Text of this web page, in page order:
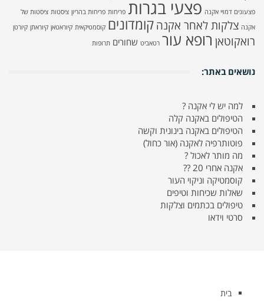
פצעונים דמויי אקנה פצעי בגרות פריחות פריחות בהריון ציסטות ציסטות של
אקנה צלקות לאחר אקנה קומדונים קוסמטיקאית קיוראטאן קיוראתן קיורטן
רואקוטאן רופא עור רטאביט שחורים תרופות
נושאים באתר:
למה יש לי אקנה ?
הטיפולים באקנה קלה
הטיפולים באקנה בינונית וקשה
פוטותרפיה לאקנה (אור כחול)
מה מותר לאכול ?
אקנה אחרי 20 ??
קוסמטיקה וניקוי העור
שאלות שכיחות וטיפים
טיפולים בכתמים וצלקות
סרטי וידאו
בית